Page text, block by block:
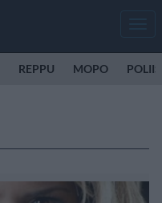
REPPU MOPO